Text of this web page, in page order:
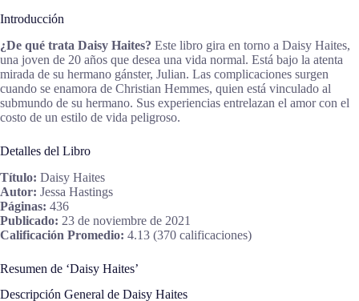
Introducción
¿De qué trata Daisy Haites? Este libro gira en torno a Daisy Haites,
una joven de 20 años que desea una vida normal. Está bajo la atenta
mirada de su hermano gánster, Julian. Las complicaciones surgen
cuando se enamora de Christian Hemmes, quien está vinculado al
submundo de su hermano. Sus experiencias entrelazan el amor con el
costo de un estilo de vida peligroso.
Detalles del Libro
Título: Daisy Haites
Autor: Jessa Hastings
Páginas: 436
Publicado: 23 de noviembre de 2021
Calificación Promedio: 4.13 (370 calificaciones)
Resumen de ‘Daisy Haites’
Descripción General de Daisy Haites